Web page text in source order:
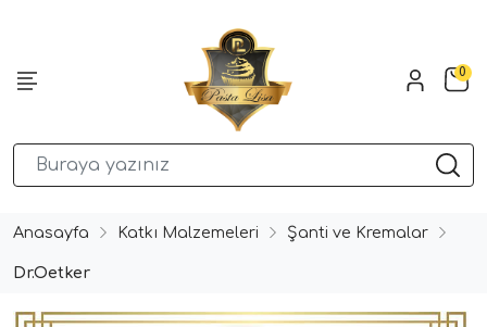
0
Anasayfa Katkı Malzemeleri Şanti ve Kremalar
Dr.Oetker